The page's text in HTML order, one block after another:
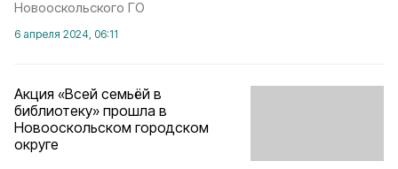
Новооскольского ГО
6 апреля 2024, 06:11
Акция «Всей семьёй в
библиотеку» прошла в
Новооскольском городском
округе